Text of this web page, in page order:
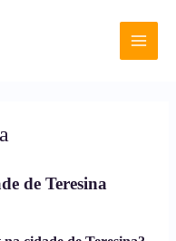
Main
de Teresina